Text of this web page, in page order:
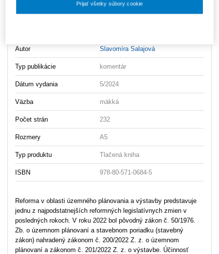
Autor Slavomíra Salajová
Typ publikácie komentár
Dátum vydania 5/2024
Väzba mäkká
Počet strán 232
Rozmery A5
Typ produktu Tlačená kniha
ISBN 978-80-571-0684-5
Reforma v oblasti územného plánovania a výstavby predstavuje
jednu z najpodstatnejších reformných legislatívnych zmien v
posledných rokoch. V roku 2022 bol pôvodný zákon č. 50/1976.
Zb. o územnom plánovaní a stavebnom poriadku (stavebný
zákon) nahradený zákonom č. 200/2022 Z. z. o územnom
plánovaní a zákonom č. 201/2022 Z. z. o výstavbe. Účinnosť
Prijať všetky súbory cookie